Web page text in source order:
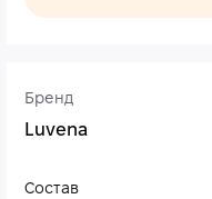
Бренд
Luvena
Состав